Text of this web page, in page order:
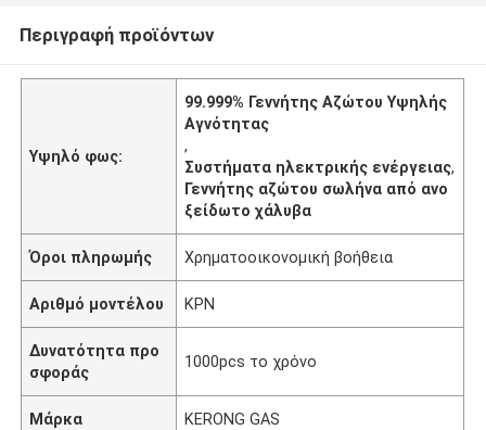
Περιγραφή προϊόντων
Υψηλό φως:
99.999% Γεννήτης Αζώτου Υψηλής
Αγνότητας
,
Συστήματα ηλεκτρικής ενέργειας,
Γεννήτης αζώτου σωλήνα από ανο
ξείδωτο χάλυβα
Όροι πληρωμής Χρηματοοικονομική βοήθεια
Αριθμό μοντέλου ΚΡΝ
Δυνατότητα προ
σφοράς
1000pcs το χρόνο
Μάρκα KERONG GAS